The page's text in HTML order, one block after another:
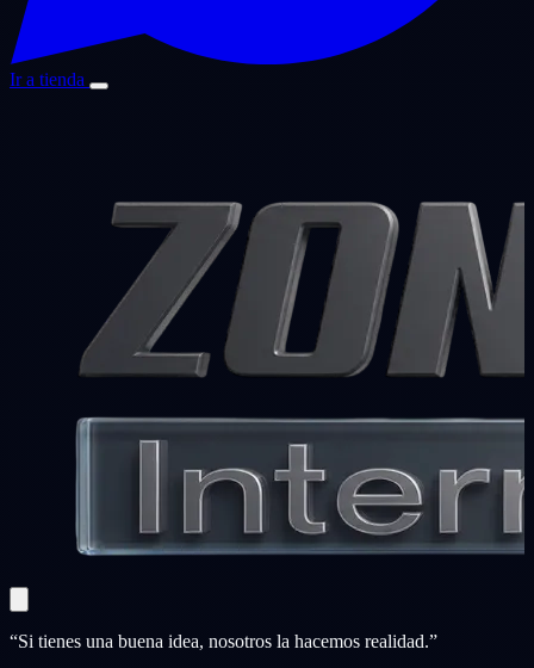
Ir a tienda
“Si tienes una buena idea, nosotros la hacemos realidad.”